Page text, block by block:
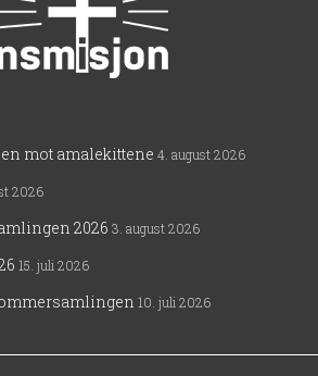
mot amalekittene 4. august 2026
2026
2026 3. august 2026
15. juli 2026
10. juli 2026